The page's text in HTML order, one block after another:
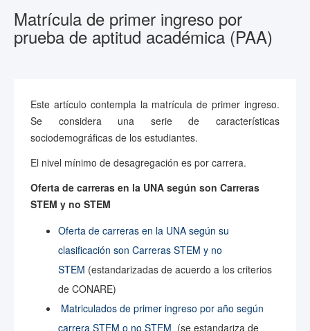
Matrícula de primer ingreso por
prueba de aptitud académica (PAA)
Este artículo contempla la matrícula de primer ingreso.
Se considera una serie de características
sociodemográficas de los estudiantes.
El nivel mínimo de desagregación es por carrera.
Oferta de carreras en la UNA según son Carreras
STEM y no STEM
Oferta de carreras en la UNA según su
clasificación son Carreras STEM y no
STEM (estandarizadas de acuerdo a los criterios
de CONARE)
Matriculados de primer ingreso por año según
carrera STEM o no STEM (se estandariza de